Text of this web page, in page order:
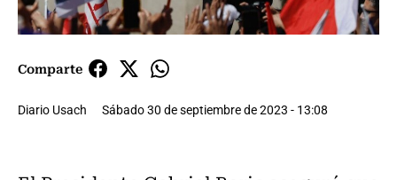
Comparte
Diario Usach Sábado 30 de septiembre de 2023 - 13:08